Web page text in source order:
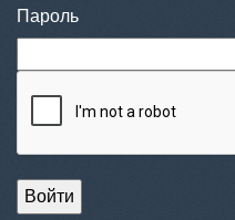
Пароль
Войти